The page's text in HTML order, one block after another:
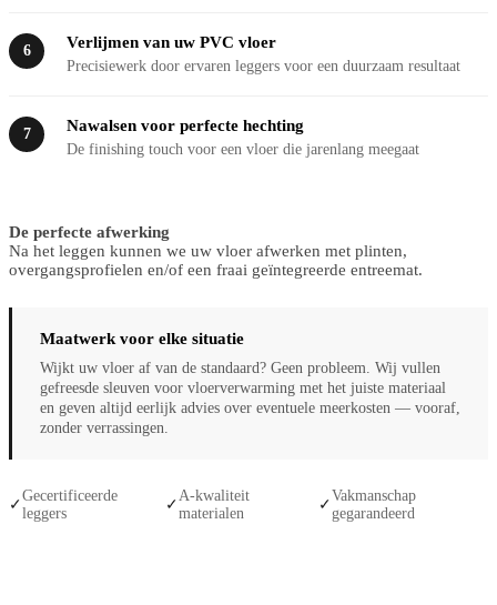
6 Verlijmen van uw PVC vloer
Precisiewerk door ervaren leggers voor een duurzaam resultaat
7 Nawalsen voor perfecte hechting
De finishing touch voor een vloer die jarenlang meegaat
De perfecte afwerking
Na het leggen kunnen we uw vloer afwerken met plinten,
overgangsprofielen en/of een fraai geïntegreerde entreemat.
Maatwerk voor elke situatie
Wijkt uw vloer af van de standaard? Geen probleem. Wij vullen
gefreesde sleuven voor vloerverwarming met het juiste materiaal
en geven altijd eerlijk advies over eventuele meerkosten — vooraf,
zonder verrassingen.
✓
Gecertificeerde
leggers
✓
A-kwaliteit
materialen
✓
Vakmanschap
gegarandeerd